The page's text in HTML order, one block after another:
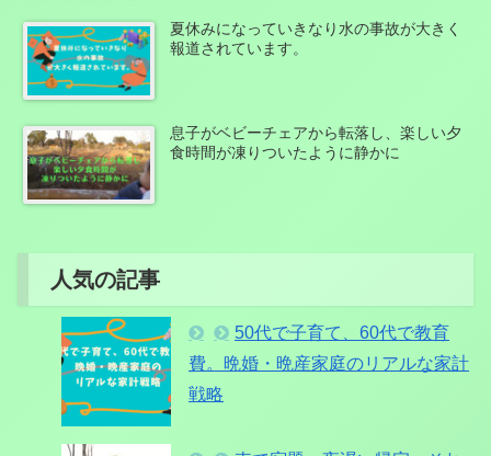
夏休みになっていきなり水の事故が大きく
報道されています。
息子がベビーチェアから転落し、楽しい夕
食時間が凍りついたように静かに
人気の記事
50代で子育て、60代で教育
費。晩婚・晩産家庭のリアルな家計
戦略